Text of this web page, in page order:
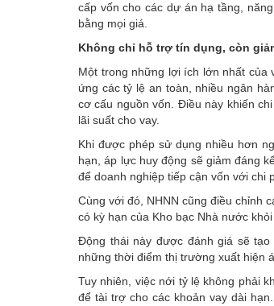
cấp vốn cho các dự án hạ tầng,
bằng mọi giá.
Không chỉ hỗ trợ tín dụng, còn
Một trong những lợi ích lớn nhất của
ứng các tỷ lệ an toàn, nhiều ngân
cơ cấu nguồn vốn. Điều này khiến
lãi suất cho vay.
Khi được phép sử dụng nhiều hơn
hạn, áp lực huy động sẽ giảm đáng
để doanh nghiệp tiếp cận vốn với chi
Cùng với đó, NHNN cũng điều chỉnh
có kỳ hạn của Kho bạc Nhà nước
Động thái này được đánh giá sẽ
những thời điểm thị trường xuất hiện
Tuy nhiên, việc nới tỷ lệ không phải
để tài trợ cho các khoản vay dài